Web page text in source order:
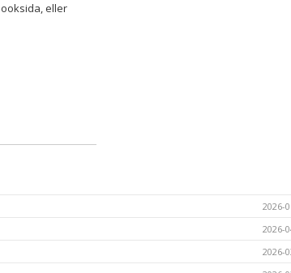
eller
2026-
2026-
2026-